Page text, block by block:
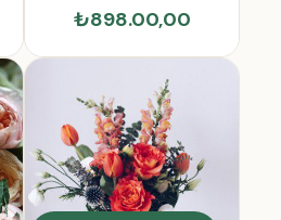
₺898.00,00